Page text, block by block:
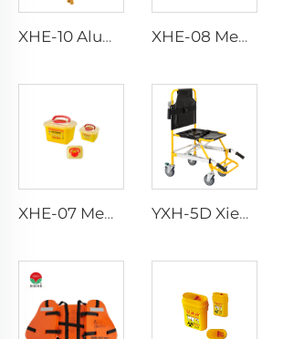
XHE-10 Aluminium-Krücken XHE-08 Medizinischer Stichfesten Scharfen Behälter
XHE-07 Medizinische Versorgungsartikel Plastik-Scharfenbehälter YXH-5D Xiehe Treppensteigrollstuhl Elektrischer Treppenstuhl